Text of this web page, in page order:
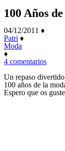
100 Años
04/12/2011 ♦
Patri ♦
Moda
♦
4 comentariosen
Años
de
Moda
Un repaso
100 años de la
Espero que os